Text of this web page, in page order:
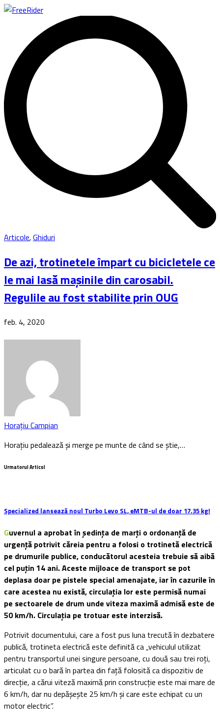
Articole,Ghiduri
De azi, trotinetele împart cu bicicletele ce
le mai lasă mașinile din carosabil.
Regulile au fost stabilite prin OUG
feb. 4, 2020
Horațiu Campian
Horaţiu pedalează şi merge pe munte de când se ştie,…
Urmatorul Articol
Specialized lansează noul Turbo Levo SL, eMTB-ul de doar 17.35 kg!
Guvernul a aprobat în ședința de marți o ordonanță de
urgență potrivit căreia pentru a folosi o trotinetă electrică
pe drumurile publice, conducătorul acesteia trebuie să aibă
cel puțin 14 ani. Aceste mijloace de transport se pot
deplasa doar pe pistele special amenajate, iar în cazurile în
care acestea nu există, circulația lor este permisă numai
pe sectoarele de drum unde viteza maximă admisă este de
50 km/h. Circulația pe trotuar este interzisă.
Potrivit documentului, care a fost pus luna trecută în dezbatere
publică, trotineta electrică este definită ca „vehiculul utilizat
pentru transportul unei singure persoane, cu două sau trei roți,
articulat cu o bară în partea din față folosită ca dispozitiv de
direcție, a cărui viteză maximă prin construcție este mai mare de
6 km/h, dar nu depășește 25 km/h și care este echipat cu un
motor electric”.